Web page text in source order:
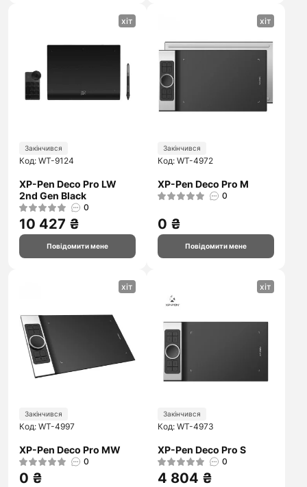
хіт
Закінчився
Код: WT-9124
XP-Pen Deco Pro LW
2nd Gen Black
0
10 427 ₴
Повідомити мене
хіт
Закінчився
Код: WT-4972
XP-Pen Deco Pro M
0
0 ₴
Повідомити мене
хіт
Закінчився
Код: WT-4997
XP-Pen Deco Pro MW
0
0 ₴
хіт
Закінчився
Код: WT-4973
XP-Pen Deco Pro S
0
4 804 ₴